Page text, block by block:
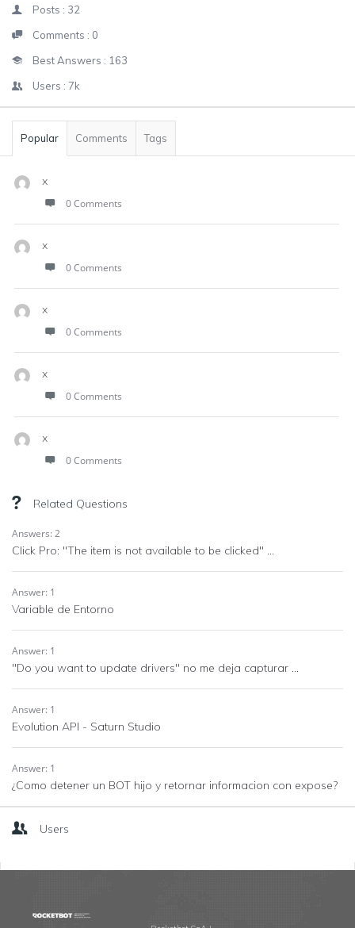
Posts : 32
Comments : 0
Best Answers : 163
Users : 7k
Popular Comments Tags
x
0 Comments
x
0 Comments
x
0 Comments
x
0 Comments
x
0 Comments
Related Questions
Answers: 2
Click Pro: "The item is not available to be clicked" ...
Answer: 1
Variable de Entorno
Answer: 1
"Do you want to update drivers" no me deja capturar ...
Answer: 1
Evolution API - Saturn Studio
Answer: 1
¿Como detener un BOT hijo y retornar informacion con expose?
Users
Footer